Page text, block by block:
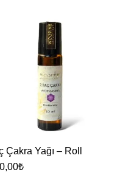
Çakra Yağı – Roll
₺